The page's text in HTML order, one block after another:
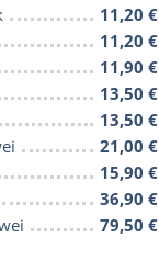
11,20 €
11,20 €
11,90 €
13,50 €
13,50 €
21,00 €
15,90 €
36,90 €
79,50 €